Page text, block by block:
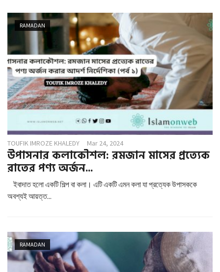
RAMADAN
TOUFIK IMROZE KHALEDY Mar 24, 2024
উপাসনার কলাকৌশল: রমজান মাসের প্রত্যেক
রাতের পণ্য অর্জন...
ইবাদাত হলো একটি শিল্প বা কলা। এটি একটি এমন কলা যা প্রত্যেক উপাসককে
অবশ্যই আয়ত্ত...
RAMADAN